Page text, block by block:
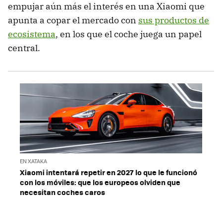
empujar aún más el interés en una Xiaomi que
apunta a copar el mercado con sus productos de
ecosistema, en los que el coche juega un papel
central.
EN XATAKA
Xiaomi intentará repetir en 2027 lo que le funcionó
con los móviles: que los europeos olviden que
necesitan coches caros